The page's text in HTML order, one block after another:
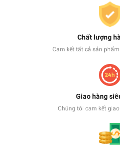
Chất lượng
Cam kết tất cả sản
Giao hàng
Chúng tôi cam kết